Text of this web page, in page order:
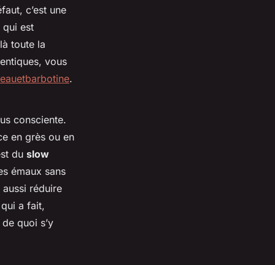
c’est une
qui est
toute la
vous
.
consciente.
en grès ou en
du slow
émaux sans
réduire
a fait,
quoi s’y